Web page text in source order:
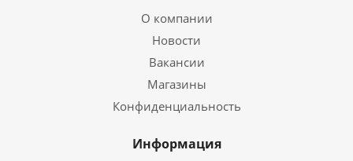
О компании
Новости
Вакансии
Магазины
Конфиденциальность
Информация